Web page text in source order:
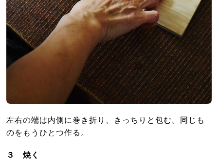
左右の端は内側に巻き折り、きっちりと包む。同じも
のをもうひとつ作る。
３ 焼く